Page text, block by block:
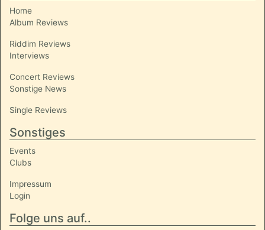
Home
Album Reviews
Riddim Reviews
Interviews
Concert Reviews
Sonstige News
Single Reviews
Sonstiges
Events
Clubs
Impressum
Login
Folge uns auf..